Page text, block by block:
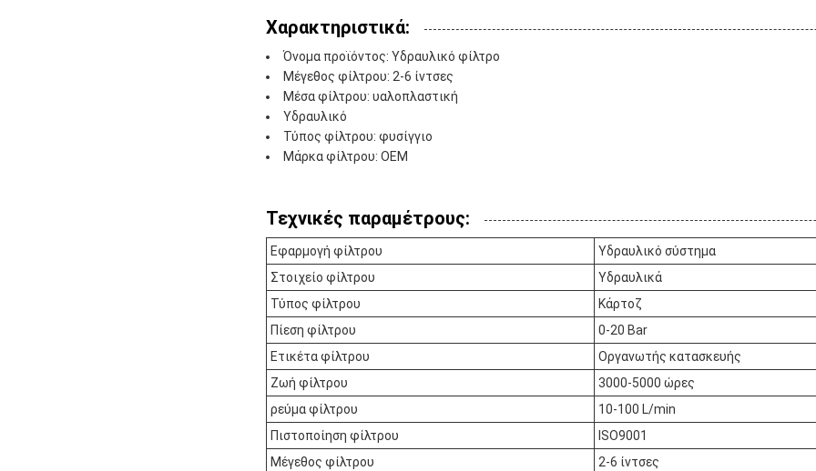
Χαρακτηριστικά:
Όνομα προϊόντος: Υδραυλικό φίλτρο
Μέγεθος φίλτρου: 2-6 ίντσες
Μέσα φίλτρου: υαλοπλαστική
Υδραυλικό
Τύπος φίλτρου: φυσίγγιο
Μάρκα φίλτρου: OEM
Τεχνικές παραμέτρους:
Εφαρμογή φίλτρου
Υδραυλικό σύστημα
Στοιχείο φίλτρου
Υδραυλικά
Τύπος φίλτρου
Κάρτοζ
Πίεση φίλτρου
0-20 Bar
Ετικέτα φίλτρου
Οργανωτής κατασκευής
Ζωή φίλτρου
3000-5000 ώρες
ρεύμα φίλτρου
10-100 L/min
Πιστοποίηση φίλτρου
ISO9001
Μέγεθος φίλτρου
2-6 ίντσες